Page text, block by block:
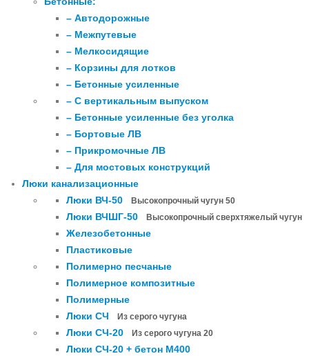
– Автодорожные
– Межпутевые
– Мелкосидящие
– Корзины для лотков
– Бетонные усиленные
– С вертикальным выпуском
– Бетонные усиленные без уголка
– Бортовые ЛВ
– Прикромочные ЛВ
– Для мостовых конструкций
Люки канализационные
Люки ВЧ-50
Высокопрочный чугун 50
Люки ВЧШГ-50 Высокопрочный сверхтяжелый чугун
Железобетонные
Пластиковые
Полимерно песчаные
Полимерное композитные
Полимерные
Люки СЧ
Из серого чугуна
Люки СЧ-20 Из серого чугуна 20
Люки СЧ-20 + бетон М400